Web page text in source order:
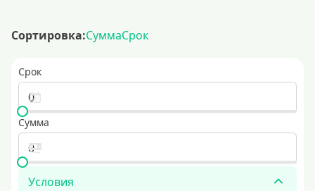
Сортировка:СуммаСрок
Срок
Сумма
Условия